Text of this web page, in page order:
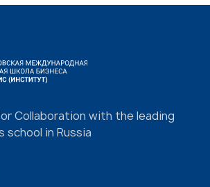
Collaboration with the leading
school in Russia